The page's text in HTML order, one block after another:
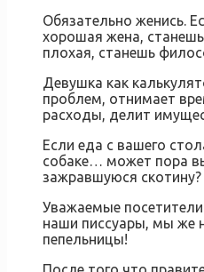
Обязательно женись.
хорошая жена,
плохая, станешь
Девушка как
проблем, отнимает
расходы, делит
Если еда с вашего
собаке… может пора
зажравшуюся скотину?
Уважаемые
наши писсуары, мы же
пепельницы!